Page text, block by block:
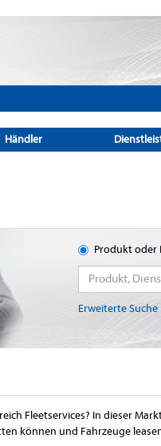
Händler
Produkt oder
Erweiterte Suche
Fleetservices? In dieser
können und Fahrzeuge